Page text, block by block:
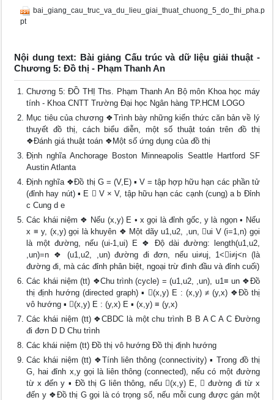
bai_giang_cau_truc_va_du_lieu_giai_thuat_chuong_5_do_thi_pha.p
pt
Nội dung text: Bài giảng Cấu trúc và dữ liệu giải thuật -
Chương 5: Đồ thị - Phạm Thanh An
Chương 5: ĐỒ THỊ Ths. Phạm Thanh An Bộ môn Khoa học máy
tính - Khoa CNTT Trường Đại học Ngân hàng TP.HCM LOGO
Mục tiêu của chương ❖Trình bày những kiến thức căn bản về lý
thuyết đồ thị, cách biểu diễn, một số thuật toán trên đồ thị
❖Đánh giá thuật toán ❖Một số ứng dụng của đồ thị
Định nghĩa Anchorage Boston Minneapolis Seattle Hartford SF
Austin Atlanta
Định nghĩa ❖Đồ thị G = (V,E) ▪ V = tập hợp hữu hạn các phần tử
(đỉnh hay nút) ▪ E  V × V, tập hữu hạn các cạnh (cung) a b Đỉnh
c Cung d e
Các khái niệm ❖ Nếu (x,y) E • x gọi là đỉnh gốc, y là ngọn • Nếu
x ≡ y, (x,y) gọi là khuyên ❖ Một dãy u1,u2, ,un, ui V (i=1,n) gọi
là một đường, nếu (ui-1,ui) E ❖ Độ dài đường: length(u1,u2,
,un)=n ❖ (u1,u2, ,un) đường đi đơn, nếu ui≠uj, 1<i≠j<n (là
đường đi, mà các đỉnh phân biệt, ngoại trừ đình đầu và đỉnh cuối)
Các khái niệm (tt) ❖Chu trình (cycle) = (u1,u2, ,un), u1≡ un ❖Đồ
thị định hướng (directed graph) ▪ (x,y) E : (x,y) ≠ (y,x) ❖Đồ thị
vô hướng ▪ (x,y) E : (y,x) E ▪ (x,y) ≡ (y,x)
Các khái niệm (tt) ❖CBDC là một chu trình B B A C A C Đường
đi đơn D D Chu trình
Các khái niệm (tt) Đồ thị vô hướng Đồ thị định hướng
Các khái niệm (tt) ❖Tính liên thông (connectivity) ▪ Trong đồ thị
G, hai đỉnh x,y gọi là liên thông (connected), nếu có một đường
từ x đến y ▪ Đồ thị G liên thông, nếu (x,y) E,  đường đi từ x
đến y ❖Đồ thị G gọi là có trọng số, nếu mỗi cung được gán một